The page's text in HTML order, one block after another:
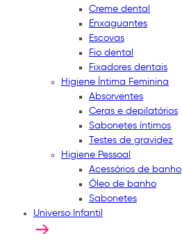
Creme dental
Enxaguantes
Escovas
Fio dental
Fixadores dentais
Higiene Íntima Feminina
Absorventes
Ceras e depilatórios
Sabonetes íntimos
Testes de gravidez
Higiene Pessoal
Acessórios de banho
Óleo de banho
Sabonetes
Universo Infantil